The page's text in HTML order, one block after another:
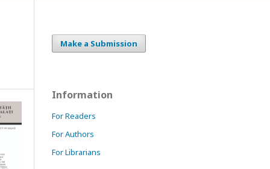
Make a Submission
Information
For Readers
For Authors
For Librarians